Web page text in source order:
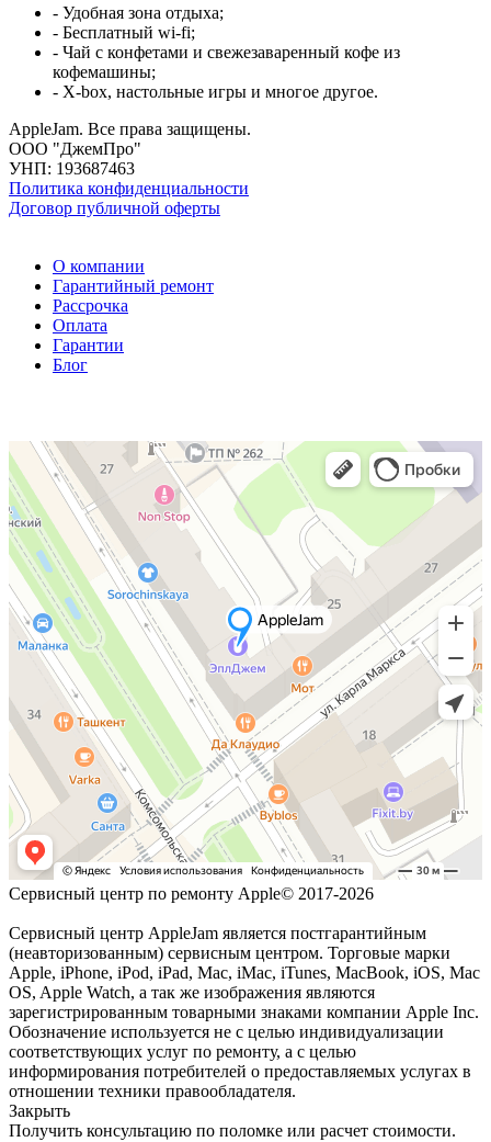
- Удобная зона отдыха;
- Бесплатный wi-fi;
- Чай с конфетами и свежезаваренный кофе из
кофемашины;
- X-box, настольные игры и многое другое.
AppleJam. Все права защищены.
ООО "ДжемПро"
УНП: 193687463
Политика конфиденциальности
Договор публичной оферты
О компании
Гарантийный ремонт
Рассрочка
Оплата
Гарантии
Блог
Сервисный центр по ремонту Apple© 2017-2026
Сервисный центр AppleJam является постгарантийным
(неавторизованным) сервисным центром. Торговые марки
Apple, iPhone, iPod, iPad, Mac, iMac, iTunes, MacBook, iOS, Mac
OS, Apple Watch, а так же изображения являются
зарегистрированным товарными знаками компании Apple Inc.
Обозначение используется не с целью индивидуализации
соответствующих услуг по ремонту, а с целью
информирования потребителей о предоставляемых услугах в
отношении техники правообладателя.
Закрыть
Получить консультацию по поломке или расчет стоимости.